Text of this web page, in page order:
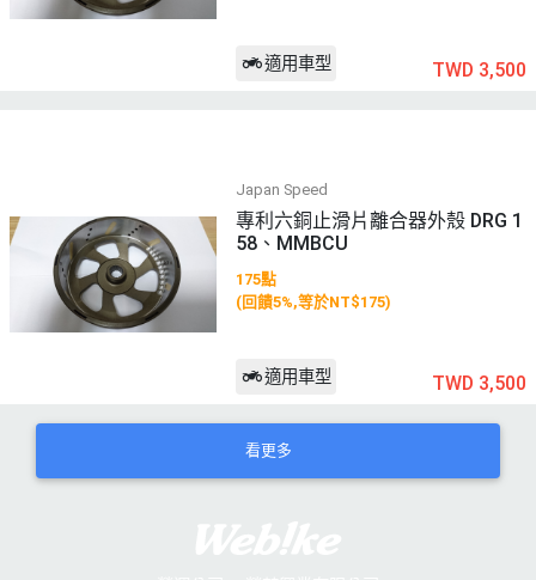
適用車型 TWD 3,500
Japan Speed
專利六銅止滑片離合器外殼 DRG 1
58、MMBCU
175點
(回饋5%,等於NT$175)
適用車型 TWD 3,500
看更多